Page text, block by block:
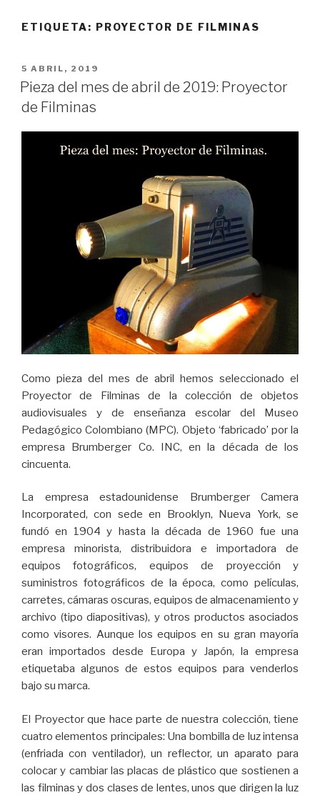
ETIQUETA: PROYECTOR DE FILMINAS
PUBLICADO
EL
5 ABRIL, 2019
Pieza del mes de abril de 2019: Proyector
de Filminas
Como pieza del mes de abril hemos seleccionado el
Proyector de Filminas de la colección de objetos
audiovisuales y de enseñanza escolar del Museo
Pedagógico Colombiano (MPC). Objeto ‘fabricado’ por la
empresa Brumberger Co. INC, en la década de los
cincuenta.
La empresa estadounidense Brumberger Camera
Incorporated, con sede en Brooklyn, Nueva York, se
fundó en 1904 y hasta la década de 1960 fue una
empresa minorista, distribuidora e importadora de
equipos fotográficos, equipos de proyección y
suministros fotográficos de la época, como películas,
carretes, cámaras oscuras, equipos de almacenamiento y
archivo (tipo diapositivas), y otros productos asociados
como visores. Aunque los equipos en su gran mayoría
eran importados desde Europa y Japón, la empresa
etiquetaba algunos de estos equipos para venderlos
bajo su marca.
El Proyector que hace parte de nuestra colección, tiene
cuatro elementos principales: Una bombilla de luz intensa
(enfriada con ventilador), un reflector, un aparato para
colocar y cambiar las placas de plástico que sostienen a
las filminas y dos clases de lentes, unos que dirigen la luz